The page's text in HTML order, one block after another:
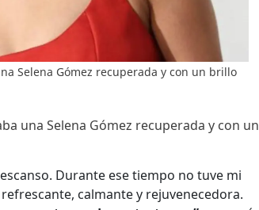
Selena Gómez recuperada y con un brillo
una Selena Gómez recuperada y con un
Durante ese tiempo no tuve mi
calmante y rejuvenecedora.